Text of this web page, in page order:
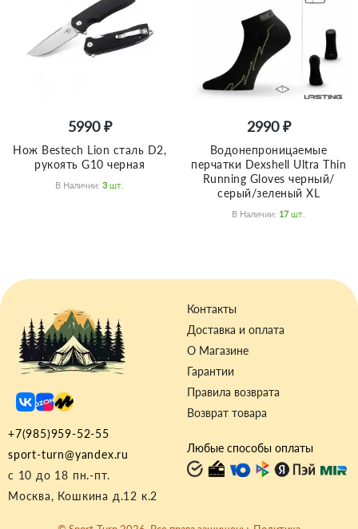
5990 ₽
Нож Bestech Lion сталь D2,
рукоять G10 черная
В Наличии: 3 Шт.
2990 ₽
Водонепроницаемые
перчатки Dexshell Ultra Thin
Running Gloves черный/
серый/зеленый XL
В Наличии: 17 Шт.
Контакты
Доставка и оплата
О Магазине
Гарантии
Правила возврата
Возврат товара
+7(985)959-52-55
sport-turn@yandex.ru
с 10 до 18 пн.-пт.
Москва, Кошкина д.12 к.2
Любые способы оплаты